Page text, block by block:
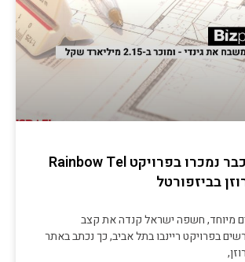
244 דירות כבר נמכרו בפרויקט Rainbow Tel
מיוחד, חשפה ישראל קנדה את קצב
בפרויקט ריינבו בתל אביב, כך נכתב באתר